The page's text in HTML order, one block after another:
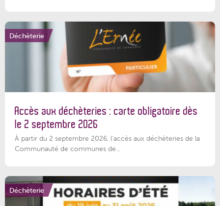
Déchèterie
Accès aux déchèteries : carte obligatoire dès
le 2 septembre 2026
À partir du 2 septembre 2026, l’accès aux déchèteries de la
Communauté de communes de...
Déchèterie